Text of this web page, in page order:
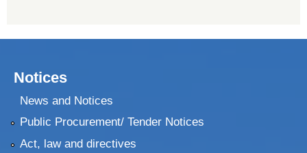
Notices
News and Notices
Public Procurement/ Tender Notices
Act, law and directives